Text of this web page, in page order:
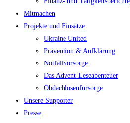
Mitmachen
Projekte und Einsätze
Ukraine United
Prävention & Aufklärung
Notfallvorsorge
Das Advent-Leseabenteuer
Obdachlosenfürsorge
Unsere Supporter
Presse